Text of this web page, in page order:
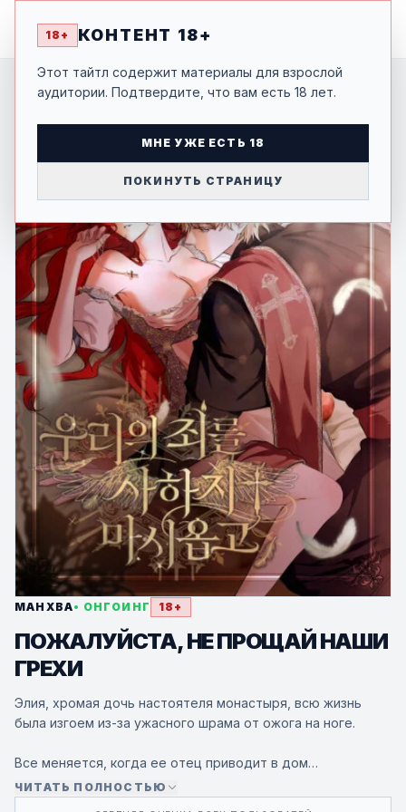
MANGA -SHI
18+ КОНТЕНТ 18+
Этот тайтл содержит материалы для взрослой
аудитории. Подтвердите, что вам есть 18 лет.
МНЕ УЖЕ ЕСТЬ 18
ПОКИНУТЬ СТРАНИЦУ
МАНХВА• ОНГОИНГ 18+
ПОЖАЛУЙСТА, НЕ ПРОЩАЙ НАШИ
ГРЕХИ
Элия, хромая дочь настоятеля монастыря, всю жизнь
была изгоем из-за ужасного шрама от ожога на ноге.
Все меняется, когда ее отец приводит в дом
таинственного мальчика по имени Исаак, который
становится ее приемным братом и единственным светом
ЧИТАТЬ ПОЛНОСТЬЮ